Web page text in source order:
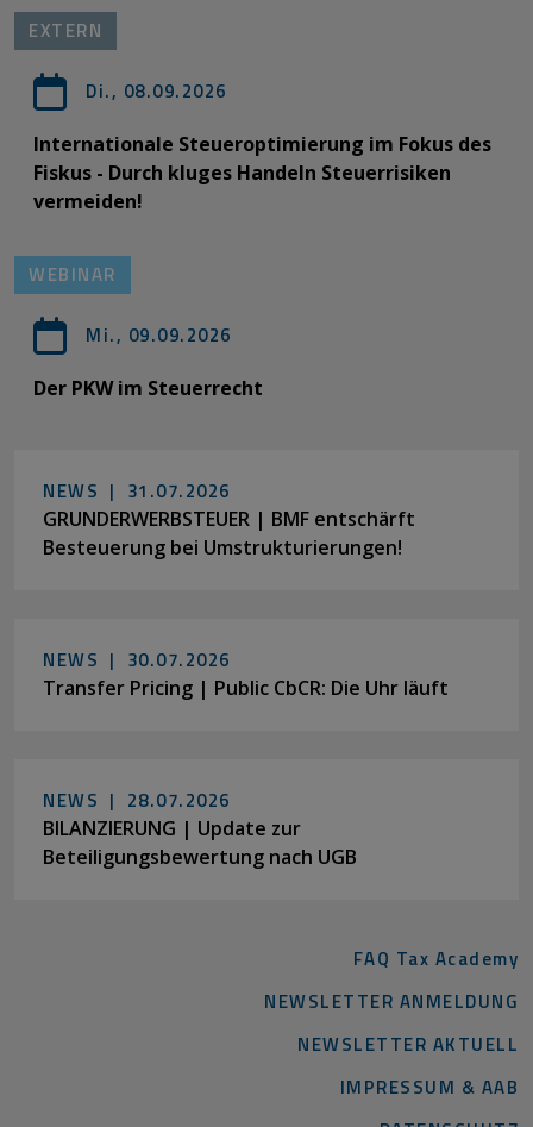
EXTERN
Di., 08.09.2026
Internationale Steueroptimierung im Fokus des
Fiskus - Durch kluges Handeln Steuerrisiken
vermeiden!
WEBINAR
Mi., 09.09.2026
Der PKW im Steuerrecht
NEWS | 31.07.2026
GRUNDERWERBSTEUER | BMF entschärft
Besteuerung bei Umstrukturierungen!
NEWS | 30.07.2026
Transfer Pricing | Public CbCR: Die Uhr läuft
NEWS | 28.07.2026
BILANZIERUNG | Update zur
Beteiligungsbewertung nach UGB
FAQ Tax Academy
NEWSLETTER ANMELDUNG
NEWSLETTER AKTUELL
IMPRESSUM & AAB